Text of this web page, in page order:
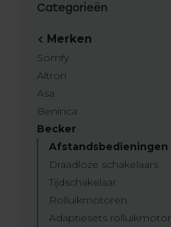
Categorieën
Merken
Somfy
Altron
Asa
Beninca
Becker
Afstandsbedieningen
Draadloze schakelaars
Tijdschakelaar
Rolluikmotoren
Adaptiesets rolluikmotor